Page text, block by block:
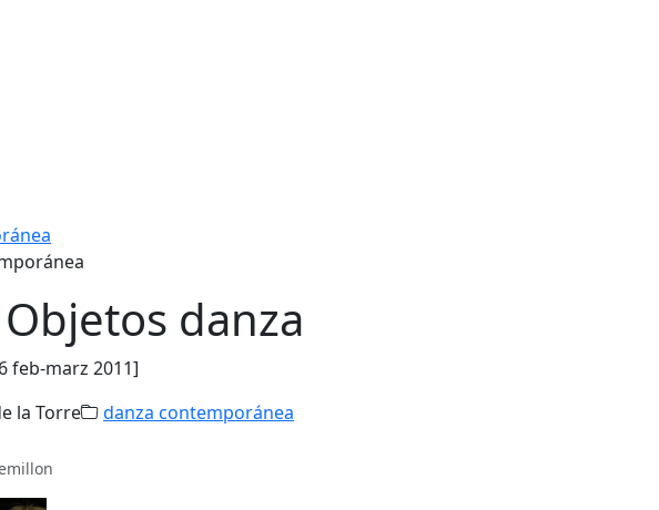
danza
feb-marz 2011]
la Torre danza contemporánea